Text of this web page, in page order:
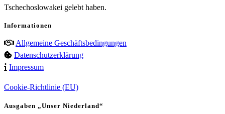
Tschechoslowakei gelebt haben.
Informationen
Allgemeine Geschäftsbedingungen
Datenschutzerklärung
Impressum
Cookie-Richtlinie (EU)
Ausgaben „Unser Niederland“